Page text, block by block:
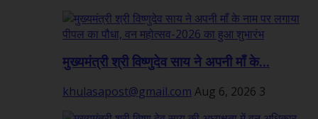
मुख्यमंत्री श्री विष्णुदेव साय ने अपनी माँ के...
khulasapost@gmail.com Aug 6, 2026 3